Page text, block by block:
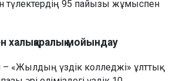
түлектердің 95 пайызы жұмыспен
халықаралық мойындау
«Жылдың үздік колледжі» ұлттық